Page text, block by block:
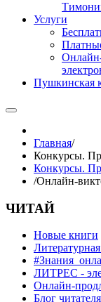
Услуги
Пушкинская
Главная/
Конкурсы.
Конкурсы.
/Онлайн-
ЧИТАЙ
Новые книги
ЛИТРЕС -
Онлайн-
Блог читателя